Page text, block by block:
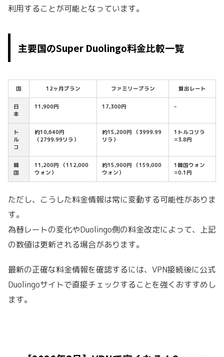
利用することが可能となっています。
主要国のSuper Duolingo料金比較一覧
国 12ヶ月プラン ファミリープラン 算出レート
日
本
11,900円 17,300円 –
ト
ル
コ
約10,640円
（2799.99リラ）
約15,200円 （3999.99
リラ）
1トルコリラ
=3.8円
韓
国
11,200円 （112,000
ウォン）
約15,900円 （159,000
ウォン）
1韓国ウォン
=0.1円
ただし、こうした料金情報は常に変動する可能性がありま
す。
為替レートの変化やDuolingo側の料金改定によって、上記
の数値は更新される場合があります。
最新の正確な料金情報を確認するには、VPN接続後に公式
Duolingoサイトで直接チェックすることを強くおすすめし
ます。